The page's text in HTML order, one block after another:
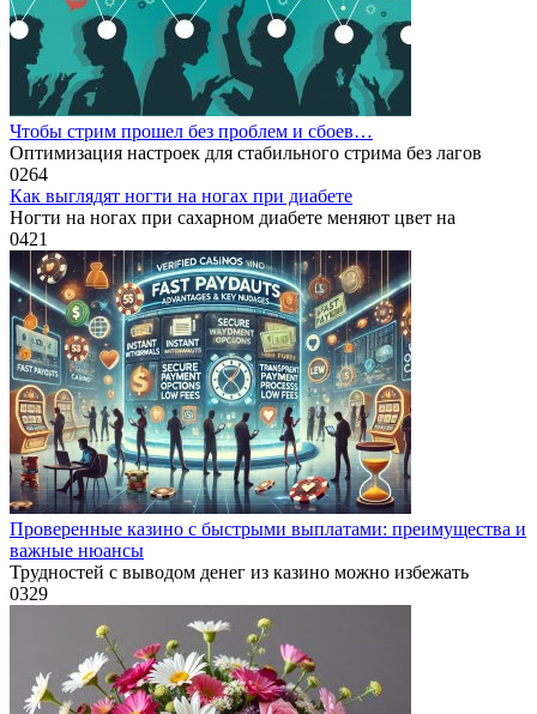
Чтобы стрим прошел без проблем и сбоев…
Оптимизация настроек для стабильного стрима без лагов
0264
Как выглядят ногти на ногах при диабете
Ногти на ногах при сахарном диабете меняют цвет на
0421
Проверенные казино с быстрыми выплатами: преимущества и
важные нюансы
Трудностей с выводом денег из казино можно избежать
0329